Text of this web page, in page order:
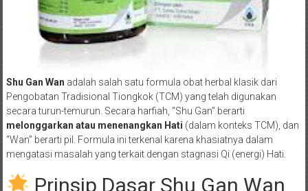
Shu Gan Wan adalah salah satu formula obat herbal klasik dari
Pengobatan Tradisional Tiongkok (TCM) yang telah digunakan
secara turun-temurun. Secara harfiah, “Shu Gan” berarti
melonggarkan atau menenangkan Hati (dalam konteks TCM), dan
“Wan” berarti pil. Formula ini terkenal karena khasiatnya dalam
mengatasi masalah yang terkait dengan stagnasi Qi (energi) Hati.
Prinsip Dasar Shu Gan Wan